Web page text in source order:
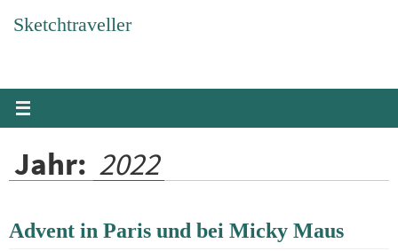
InhaltSketchtraveller
Jahr: 2022
Advent in Paris und bei Micky Maus